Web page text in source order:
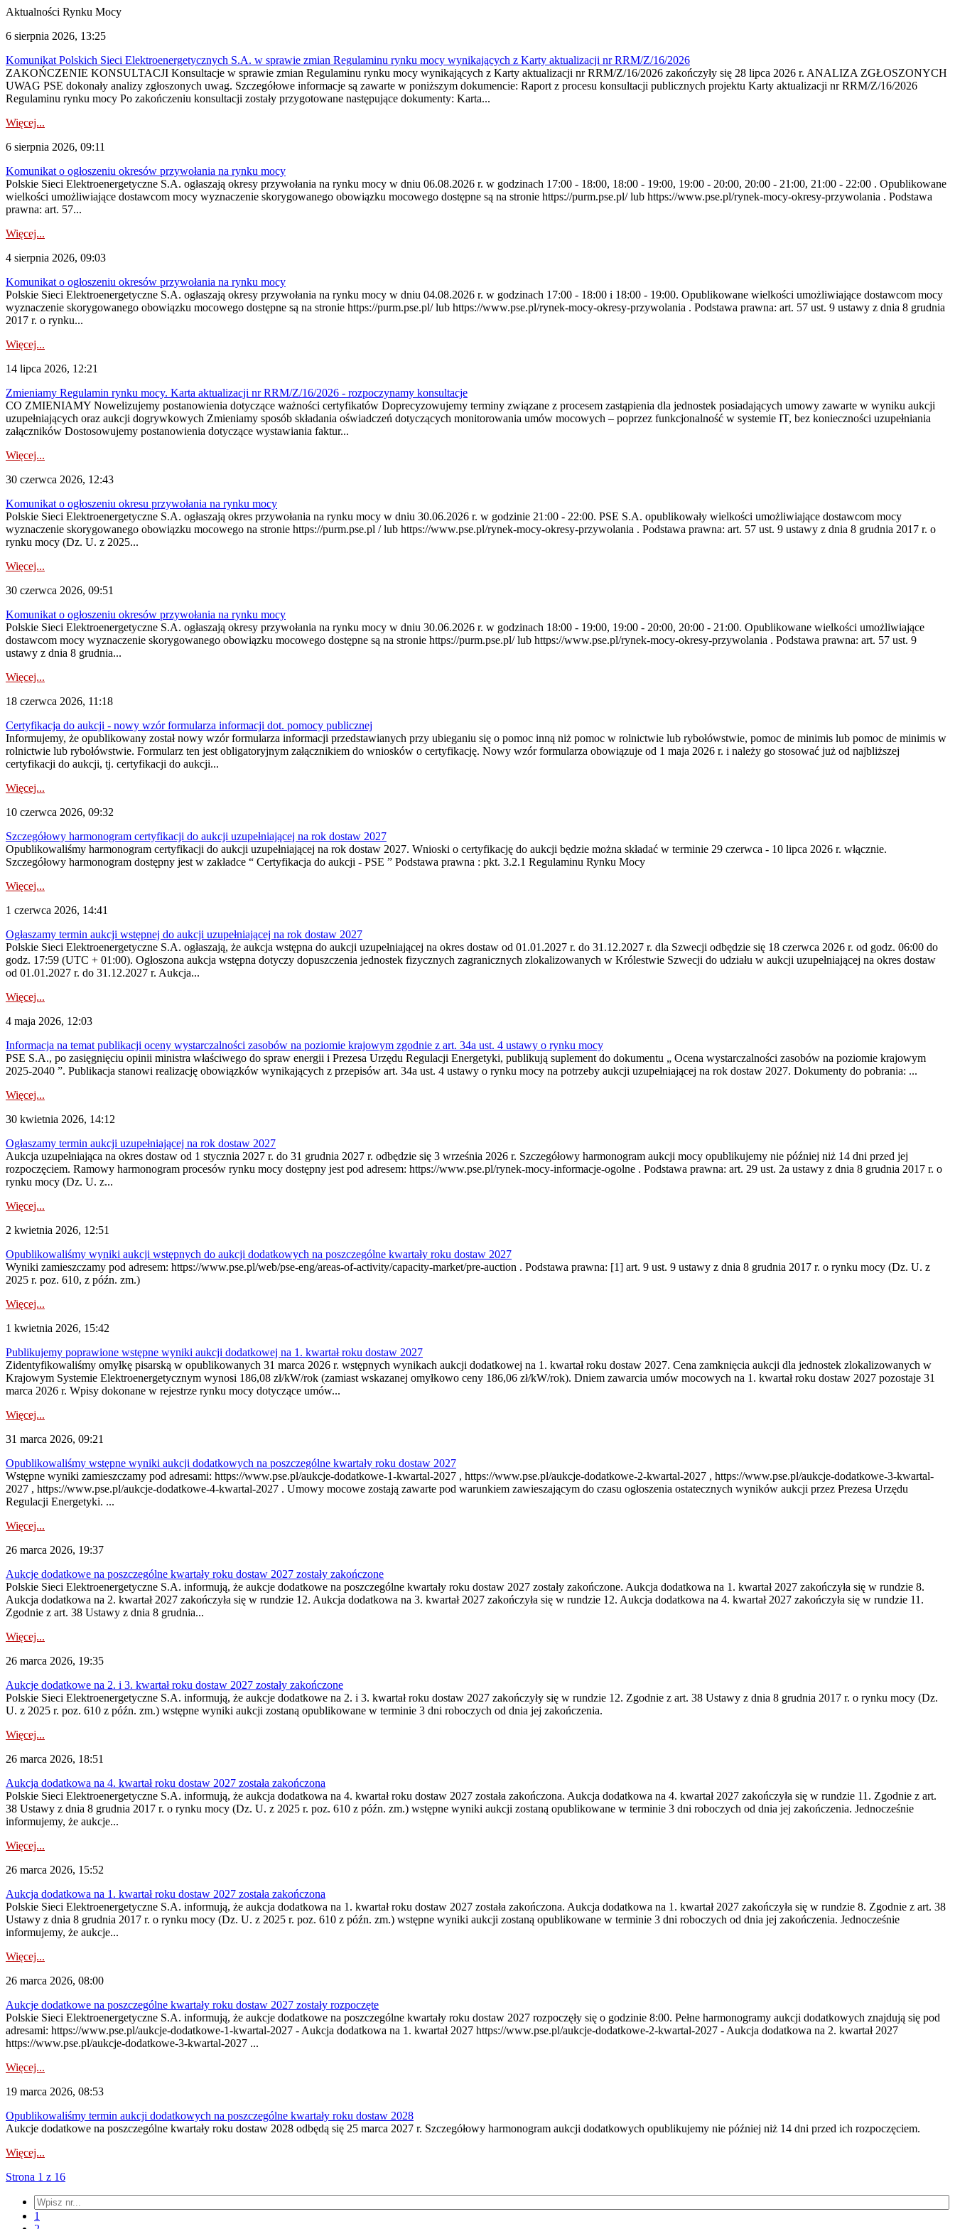
Aktualności Rynku Mocy
6 sierpnia 2026, 13:25
Komunikat Polskich Sieci Elektroenergetycznych S.A. w sprawie zmian Regulaminu rynku mocy wynikających z Karty aktualizacji nr RRM/Z/16/2026
ZAKOŃCZENIE KONSULTACJI Konsultacje w sprawie zmian Regulaminu rynku mocy wynikających z Karty aktualizacji nr RRM/Z/16/2026 zakończyły się 28 lipca 2026 r. ANALIZA ZGŁOSZONYCH
UWAG PSE dokonały analizy zgłoszonych uwag. Szczegółowe informacje są zawarte w poniższym dokumencie: Raport z procesu konsultacji publicznych projektu Karty aktualizacji nr RRM/Z/16/2026
Regulaminu rynku mocy Po zakończeniu konsultacji zostały przygotowane następujące dokumenty: Karta...
Więcej...
6 sierpnia 2026, 09:11
Komunikat o ogłoszeniu okresów przywołania na rynku mocy
Polskie Sieci Elektroenergetyczne S.A. ogłaszają okresy przywołania na rynku mocy w dniu 06.08.2026 r. w godzinach 17:00 - 18:00, 18:00 - 19:00, 19:00 - 20:00, 20:00 - 21:00, 21:00 - 22:00 . Opublikowane
wielkości umożliwiające dostawcom mocy wyznaczenie skorygowanego obowiązku mocowego dostępne są na stronie https://purm.pse.pl/ lub https://www.pse.pl/rynek-mocy-okresy-przywolania . Podstawa
prawna: art. 57...
Więcej...
4 sierpnia 2026, 09:03
Komunikat o ogłoszeniu okresów przywołania na rynku mocy
Polskie Sieci Elektroenergetyczne S.A. ogłaszają okresy przywołania na rynku mocy w dniu 04.08.2026 r. w godzinach 17:00 - 18:00 i 18:00 - 19:00. Opublikowane wielkości umożliwiające dostawcom mocy
wyznaczenie skorygowanego obowiązku mocowego dostępne są na stronie https://purm.pse.pl/ lub https://www.pse.pl/rynek-mocy-okresy-przywolania . Podstawa prawna: art. 57 ust. 9 ustawy z dnia 8 grudnia
2017 r. o rynku...
Więcej...
14 lipca 2026, 12:21
Zmieniamy Regulamin rynku mocy. Karta aktualizacji nr RRM/Z/16/2026 - rozpoczynamy konsultacje
CO ZMIENIAMY Nowelizujemy postanowienia dotyczące ważności certyfikatów Doprecyzowujemy terminy związane z procesem zastąpienia dla jednostek posiadających umowy zawarte w wyniku aukcji
uzupełniających oraz aukcji dogrywkowych Zmieniamy sposób składania oświadczeń dotyczących monitorowania umów mocowych – poprzez funkcjonalność w systemie IT, bez konieczności uzupełniania
załączników Dostosowujemy postanowienia dotyczące wystawiania faktur...
Więcej...
30 czerwca 2026, 12:43
Komunikat o ogłoszeniu okresu przywołania na rynku mocy
Polskie Sieci Elektroenergetyczne S.A. ogłaszają okres przywołania na rynku mocy w dniu 30.06.2026 r. w godzinie 21:00 - 22:00. PSE S.A. opublikowały wielkości umożliwiające dostawcom mocy
wyznaczenie skorygowanego obowiązku mocowego na stronie https://purm.pse.pl / lub https://www.pse.pl/rynek-mocy-okresy-przywolania . Podstawa prawna: art. 57 ust. 9 ustawy z dnia 8 grudnia 2017 r. o
rynku mocy (Dz. U. z 2025...
Więcej...
30 czerwca 2026, 09:51
Komunikat o ogłoszeniu okresów przywołania na rynku mocy
Polskie Sieci Elektroenergetyczne S.A. ogłaszają okresy przywołania na rynku mocy w dniu 30.06.2026 r. w godzinach 18:00 - 19:00, 19:00 - 20:00, 20:00 - 21:00. Opublikowane wielkości umożliwiające
dostawcom mocy wyznaczenie skorygowanego obowiązku mocowego dostępne są na stronie https://purm.pse.pl/ lub https://www.pse.pl/rynek-mocy-okresy-przywolania . Podstawa prawna: art. 57 ust. 9
ustawy z dnia 8 grudnia...
Więcej...
18 czerwca 2026, 11:18
Certyfikacja do aukcji - nowy wzór formularza informacji dot. pomocy publicznej
Informujemy, że opublikowany został nowy wzór formularza informacji przedstawianych przy ubieganiu się o pomoc inną niż pomoc w rolnictwie lub rybołówstwie, pomoc de minimis lub pomoc de minimis w
rolnictwie lub rybołówstwie. Formularz ten jest obligatoryjnym załącznikiem do wniosków o certyfikację. Nowy wzór formularza obowiązuje od 1 maja 2026 r. i należy go stosować już od najbliższej
certyfikacji do aukcji, tj. certyfikacji do aukcji...
Więcej...
10 czerwca 2026, 09:32
Szczegółowy harmonogram certyfikacji do aukcji uzupełniającej na rok dostaw 2027
Opublikowaliśmy harmonogram certyfikacji do aukcji uzupełniającej na rok dostaw 2027. Wnioski o certyfikację do aukcji będzie można składać w terminie 29 czerwca - 10 lipca 2026 r. włącznie.
Szczegółowy harmonogram dostępny jest w zakładce “ Certyfikacja do aukcji - PSE ” Podstawa prawna : pkt. 3.2.1 Regulaminu Rynku Mocy
Więcej...
1 czerwca 2026, 14:41
Ogłaszamy termin aukcji wstępnej do aukcji uzupełniającej na rok dostaw 2027
Polskie Sieci Elektroenergetyczne S.A. ogłaszają, że aukcja wstępna do aukcji uzupełniającej na okres dostaw od 01.01.2027 r. do 31.12.2027 r. dla Szwecji odbędzie się 18 czerwca 2026 r. od godz. 06:00 do
godz. 17:59 (UTC + 01:00). Ogłoszona aukcja wstępna dotyczy dopuszczenia jednostek fizycznych zagranicznych zlokalizowanych w Królestwie Szwecji do udziału w aukcji uzupełniającej na okres dostaw
od 01.01.2027 r. do 31.12.2027 r. Aukcja...
Więcej...
4 maja 2026, 12:03
Informacja na temat publikacji oceny wystarczalności zasobów na poziomie krajowym zgodnie z art. 34a ust. 4 ustawy o rynku mocy
PSE S.A., po zasięgnięciu opinii ministra właściwego do spraw energii i Prezesa Urzędu Regulacji Energetyki, publikują suplement do dokumentu „ Ocena wystarczalności zasobów na poziomie krajowym
2025-2040 ”. Publikacja stanowi realizację obowiązków wynikających z przepisów art. 34a ust. 4 ustawy o rynku mocy na potrzeby aukcji uzupełniającej na rok dostaw 2027. Dokumenty do pobrania: ...
Więcej...
30 kwietnia 2026, 14:12
Ogłaszamy termin aukcji uzupełniającej na rok dostaw 2027
Aukcja uzupełniająca na okres dostaw od 1 stycznia 2027 r. do 31 grudnia 2027 r. odbędzie się 3 września 2026 r. Szczegółowy harmonogram aukcji mocy opublikujemy nie później niż 14 dni przed jej
rozpoczęciem. Ramowy harmonogram procesów rynku mocy dostępny jest pod adresem: https://www.pse.pl/rynek-mocy-informacje-ogolne . Podstawa prawna: art. 29 ust. 2a ustawy z dnia 8 grudnia 2017 r. o
rynku mocy (Dz. U. z...
Więcej...
2 kwietnia 2026, 12:51
Opublikowaliśmy wyniki aukcji wstępnych do aukcji dodatkowych na poszczególne kwartały roku dostaw 2027
Wyniki zamieszczamy pod adresem: https://www.pse.pl/web/pse-eng/areas-of-activity/capacity-market/pre-auction . Podstawa prawna: [1] art. 9 ust. 9 ustawy z dnia 8 grudnia 2017 r. o rynku mocy (Dz. U. z
2025 r. poz. 610, z późn. zm.)
Więcej...
1 kwietnia 2026, 15:42
Publikujemy poprawione wstępne wyniki aukcji dodatkowej na 1. kwartał roku dostaw 2027
Zidentyfikowaliśmy omyłkę pisarską w opublikowanych 31 marca 2026 r. wstępnych wynikach aukcji dodatkowej na 1. kwartał roku dostaw 2027. Cena zamknięcia aukcji dla jednostek zlokalizowanych w
Krajowym Systemie Elektroenergetycznym wynosi 186,08 zł/kW/rok (zamiast wskazanej omyłkowo ceny 186,06 zł/kW/rok). Dniem zawarcia umów mocowych na 1. kwartał roku dostaw 2027 pozostaje 31
marca 2026 r. Wpisy dokonane w rejestrze rynku mocy dotyczące umów...
Więcej...
31 marca 2026, 09:21
Opublikowaliśmy wstępne wyniki aukcji dodatkowych na poszczególne kwartały roku dostaw 2027
Wstępne wyniki zamieszczamy pod adresami: https://www.pse.pl/aukcje-dodatkowe-1-kwartal-2027 , https://www.pse.pl/aukcje-dodatkowe-2-kwartal-2027 , https://www.pse.pl/aukcje-dodatkowe-3-kwartal-
2027 , https://www.pse.pl/aukcje-dodatkowe-4-kwartal-2027 . Umowy mocowe zostają zawarte pod warunkiem zawieszającym do czasu ogłoszenia ostatecznych wyników aukcji przez Prezesa Urzędu
Regulacji Energetyki. ...
Więcej...
26 marca 2026, 19:37
Aukcje dodatkowe na poszczególne kwartały roku dostaw 2027 zostały zakończone
Polskie Sieci Elektroenergetyczne S.A. informują, że aukcje dodatkowe na poszczególne kwartały roku dostaw 2027 zostały zakończone. Aukcja dodatkowa na 1. kwartał 2027 zakończyła się w rundzie 8.
Aukcja dodatkowa na 2. kwartał 2027 zakończyła się w rundzie 12. Aukcja dodatkowa na 3. kwartał 2027 zakończyła się w rundzie 12. Aukcja dodatkowa na 4. kwartał 2027 zakończyła się w rundzie 11.
Zgodnie z art. 38 Ustawy z dnia 8 grudnia...
Więcej...
26 marca 2026, 19:35
Aukcje dodatkowe na 2. i 3. kwartał roku dostaw 2027 zostały zakończone
Polskie Sieci Elektroenergetyczne S.A. informują, że aukcje dodatkowe na 2. i 3. kwartał roku dostaw 2027 zakończyły się w rundzie 12. Zgodnie z art. 38 Ustawy z dnia 8 grudnia 2017 r. o rynku mocy (Dz.
U. z 2025 r. poz. 610 z późn. zm.) wstępne wyniki aukcji zostaną opublikowane w terminie 3 dni roboczych od dnia jej zakończenia.
Więcej...
26 marca 2026, 18:51
Aukcja dodatkowa na 4. kwartał roku dostaw 2027 została zakończona
Polskie Sieci Elektroenergetyczne S.A. informują, że aukcja dodatkowa na 4. kwartał roku dostaw 2027 została zakończona. Aukcja dodatkowa na 4. kwartał 2027 zakończyła się w rundzie 11. Zgodnie z art.
38 Ustawy z dnia 8 grudnia 2017 r. o rynku mocy (Dz. U. z 2025 r. poz. 610 z późn. zm.) wstępne wyniki aukcji zostaną opublikowane w terminie 3 dni roboczych od dnia jej zakończenia. Jednocześnie
informujemy, że aukcje...
Więcej...
26 marca 2026, 15:52
Aukcja dodatkowa na 1. kwartał roku dostaw 2027 została zakończona
Polskie Sieci Elektroenergetyczne S.A. informują, że aukcja dodatkowa na 1. kwartał roku dostaw 2027 została zakończona. Aukcja dodatkowa na 1. kwartał 2027 zakończyła się w rundzie 8. Zgodnie z art. 38
Ustawy z dnia 8 grudnia 2017 r. o rynku mocy (Dz. U. z 2025 r. poz. 610 z późn. zm.) wstępne wyniki aukcji zostaną opublikowane w terminie 3 dni roboczych od dnia jej zakończenia. Jednocześnie
informujemy, że aukcje...
Więcej...
26 marca 2026, 08:00
Aukcje dodatkowe na poszczególne kwartały roku dostaw 2027 zostały rozpoczęte
Polskie Sieci Elektroenergetyczne S.A. informują, że aukcje dodatkowe na poszczególne kwartały roku dostaw 2027 rozpoczęły się o godzinie 8:00. Pełne harmonogramy aukcji dodatkowych znajdują się pod
adresami: https://www.pse.pl/aukcje-dodatkowe-1-kwartal-2027 - Aukcja dodatkowa na 1. kwartał 2027 https://www.pse.pl/aukcje-dodatkowe-2-kwartal-2027 - Aukcja dodatkowa na 2. kwartał 2027
https://www.pse.pl/aukcje-dodatkowe-3-kwartal-2027 ...
Więcej...
19 marca 2026, 08:53
Opublikowaliśmy termin aukcji dodatkowych na poszczególne kwartały roku dostaw 2028
Aukcje dodatkowe na poszczególne kwartały roku dostaw 2028 odbędą się 25 marca 2027 r. Szczegółowy harmonogram aukcji dodatkowych opublikujemy nie później niż 14 dni przed ich rozpoczęciem.
Więcej...
Strona 1 z 16
1